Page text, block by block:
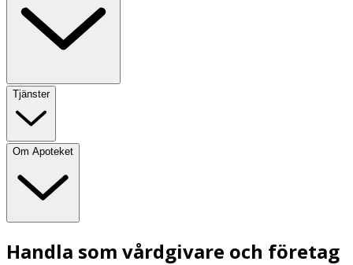
Tjänster
Om Apoteket
Handla som vårdgivare och företag